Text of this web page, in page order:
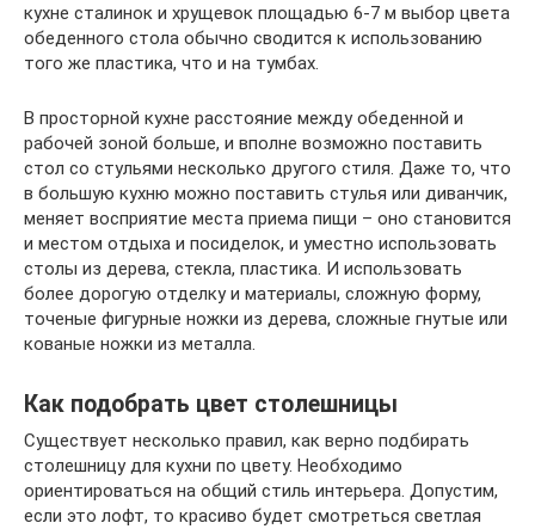
кухне сталинок и хрущевок площадью 6-7 м выбор цвета
обеденного стола обычно сводится к использованию
того же пластика, что и на тумбах.
В просторной кухне расстояние между обеденной и
рабочей зоной больше, и вполне возможно поставить
стол со стульями несколько другого стиля. Даже то, что
в большую кухню можно поставить стулья или диванчик,
меняет восприятие места приема пищи – оно становится
и местом отдыха и посиделок, и уместно использовать
столы из дерева, стекла, пластика. И использовать
более дорогую отделку и материалы, сложную форму,
точеные фигурные ножки из дерева, сложные гнутые или
кованые ножки из металла.
Как подобрать цвет столешницы
Существует несколько правил, как верно подбирать
столешницу для кухни по цвету. Необходимо
ориентироваться на общий стиль интерьера. Допустим,
если это лофт, то красиво будет смотреться светлая